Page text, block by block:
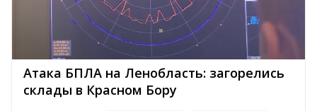
Атака БПЛА на Ленобласть: загорелись
склады в Красном Бору